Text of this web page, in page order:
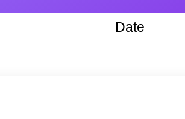
Date